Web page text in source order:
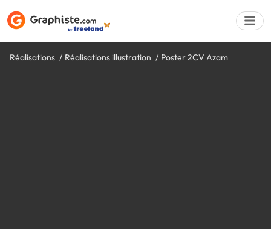
Réalisations Réalisations illustration Poster 2CV Azam